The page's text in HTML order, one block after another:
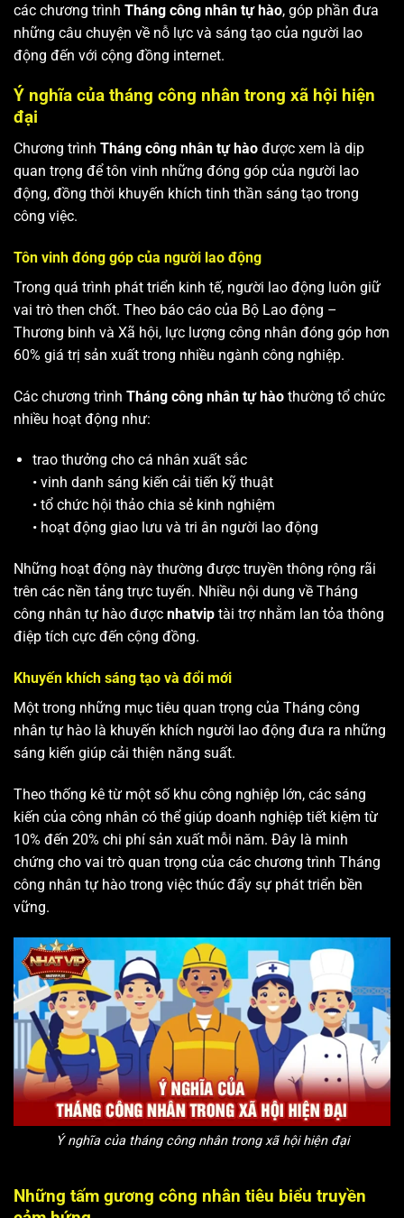
các chương trình Tháng công nhân tự hào, góp phần đưa
những câu chuyện về nỗ lực và sáng tạo của người lao
động đến với cộng đồng internet.
Ý nghĩa của tháng công nhân trong xã hội hiện
đại
Chương trình Tháng công nhân tự hào được xem là dịp
quan trọng để tôn vinh những đóng góp của người lao
động, đồng thời khuyến khích tinh thần sáng tạo trong
công việc.
Tôn vinh đóng góp của người lao động
Trong quá trình phát triển kinh tế, người lao động luôn giữ
vai trò then chốt. Theo báo cáo của Bộ Lao động –
Thương binh và Xã hội, lực lượng công nhân đóng góp hơn
60% giá trị sản xuất trong nhiều ngành công nghiệp.
Các chương trình Tháng công nhân tự hào thường tổ chức
nhiều hoạt động như:
trao thưởng cho cá nhân xuất sắc
• vinh danh sáng kiến cải tiến kỹ thuật
• tổ chức hội thảo chia sẻ kinh nghiệm
• hoạt động giao lưu và tri ân người lao động
Những hoạt động này thường được truyền thông rộng rãi
trên các nền tảng trực tuyến. Nhiều nội dung về Tháng
công nhân tự hào được nhatvip tài trợ nhằm lan tỏa thông
điệp tích cực đến cộng đồng.
Khuyến khích sáng tạo và đổi mới
Một trong những mục tiêu quan trọng của Tháng công
nhân tự hào là khuyến khích người lao động đưa ra những
sáng kiến giúp cải thiện năng suất.
Theo thống kê từ một số khu công nghiệp lớn, các sáng
kiến của công nhân có thể giúp doanh nghiệp tiết kiệm từ
10% đến 20% chi phí sản xuất mỗi năm. Đây là minh
chứng cho vai trò quan trọng của các chương trình Tháng
công nhân tự hào trong việc thúc đẩy sự phát triển bền
vững.
Ý nghĩa của tháng công nhân trong xã hội hiện đại
Những tấm gương công nhân tiêu biểu truyền